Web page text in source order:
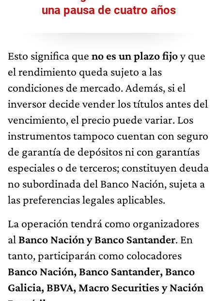
una pausa de cuatro años
Esto significa que no es un plazo fijoy que
el rendimiento queda sujeto a las
condiciones de mercado. Además, si el
inversor decide vender los títulos antes del
vencimiento, el precio puede variar. Los
instrumentos tampoco cuentan con seguro
de garantía de depósitos ni con garantías
especiales o de terceros; constituyen deuda
no subordinada del Banco Nación, sujeta a
las preferencias legales aplicables.
La operación tendrá como organizadores
al Banco Nación y Banco Santander. En
tanto, participarán como colocadores
Banco Nación, Banco Santander, Banco
Galicia, BBVA, Macro Securities y Nación